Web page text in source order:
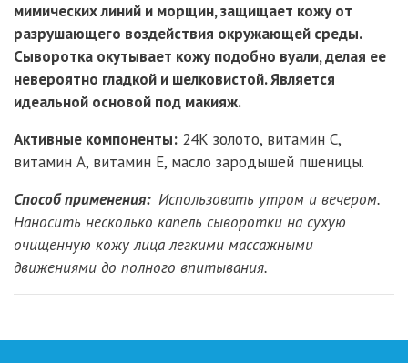
мимических линий и морщин, защищает кожу от
разрушающего воздействия окружающей среды.
Сыворотка окутывает кожу подобно вуали, делая ее
невероятно гладкой и шелковистой. Является
идеальной основой под макияж.
Активные компоненты: 24К золото, витамин С,
витамин А, витамин Е, масло зародышей пшеницы.
Способ применения: Использовать утром и вечером.
Наносить несколько капель сыворотки на сухую
очищенную кожу лица легкими массажными
движениями до полного впитывания.